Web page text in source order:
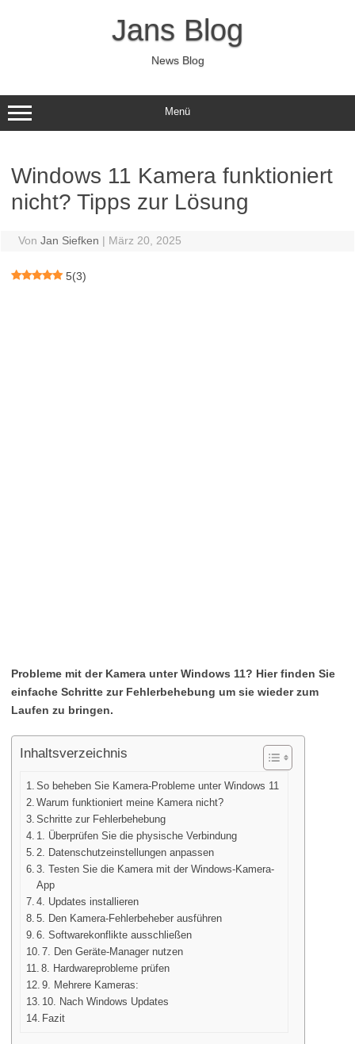
Jans Blog
News Blog
Menü
Windows 11 Kamera funktioniert
nicht? Tipps zur Lösung
Von Jan Siefken | März 20, 2025
5(3)
Probleme mit der Kamera unter Windows 11? Hier finden Sie
einfache Schritte zur Fehlerbehebung um sie wieder zum
Laufen zu bringen.
Inhaltsverzeichnis
So beheben Sie Kamera-Probleme unter Windows 11
Warum funktioniert meine Kamera nicht?
Schritte zur Fehlerbehebung
1. Überprüfen Sie die physische Verbindung
2. Datenschutzeinstellungen anpassen
3. Testen Sie die Kamera mit der Windows-Kamera-
App
4. Updates installieren
5. Den Kamera-Fehlerbeheber ausführen
6. Softwarekonflikte ausschließen
7. Den Geräte-Manager nutzen
8. Hardwareprobleme prüfen
9. Mehrere Kameras:
10. Nach Windows Updates
Fazit